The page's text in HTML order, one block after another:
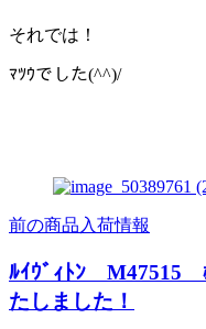
それでは！
ﾏﾂｳでした(^^)/
前の商品入荷情報
ﾙｲｳﾞｨﾄﾝ M47515
たしました！